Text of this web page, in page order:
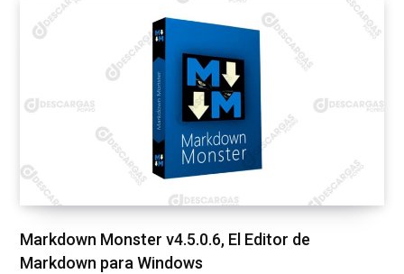
Markdown Monster v4.5.0.6, El Editor de
Markdown para Windows